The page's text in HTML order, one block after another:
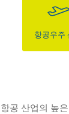
항공우주
공 산업의 높